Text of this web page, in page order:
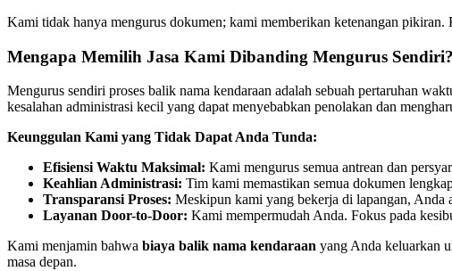
Kami tidak hanya mengurus dokumen; kami memberikan ketenangan
Mengapa Memilih Jasa Kami Dibanding Mengurus Sendiri?
Mengurus sendiri proses balik nama kendaraan adalah sebuah pertaruhan
kesalahan administrasi kecil yang dapat menyebabkan penolakan dan
Keunggulan Kami yang Tidak Dapat Anda Tunda:
Efisiensi Waktu Maksimal: Kami mengurus semua antrean dan
Keahlian Administrasi: Tim kami memastikan semua dokumen
Transparansi Proses: Meskipun kami yang bekerja di lapangan, Anda
Layanan Door-to-Door: Kami mempermudah Anda. Fokus pada
Kami menjamin bahwa biaya balik nama kendaraan yang Anda keluarkan
masa depan.